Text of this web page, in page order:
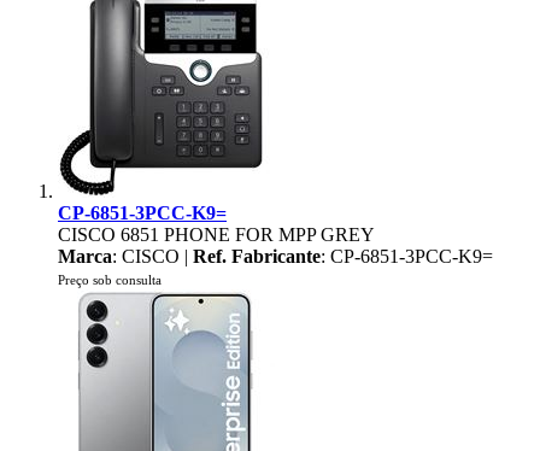
CP-6851-3PCC-K9=
CISCO 6851 PHONE FOR MPP GREY
Marca: CISCO | Ref. Fabricante: CP-6851-3PCC-K9=
Preço sob consulta